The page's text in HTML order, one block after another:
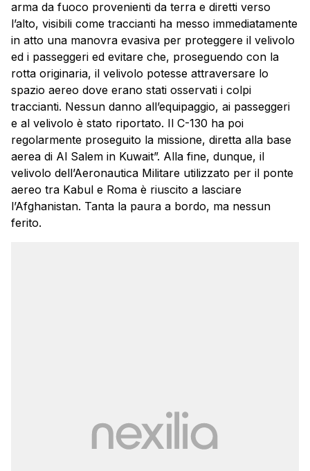
arma da fuoco provenienti da terra e diretti verso
l’alto, visibili come traccianti ha messo immediatamente
in atto una manovra evasiva per proteggere il velivolo
ed i passeggeri ed evitare che, proseguendo con la
rotta originaria, il velivolo potesse attraversare lo
spazio aereo dove erano stati osservati i colpi
traccianti. Nessun danno all’equipaggio, ai passeggeri
e al velivolo è stato riportato. Il C-130 ha poi
regolarmente proseguito la missione, diretta alla base
aerea di Al Salem in Kuwait”. Alla fine, dunque, il
velivolo dell’Aeronautica Militare utilizzato per il ponte
aereo tra Kabul e Roma è riuscito a lasciare
l’Afghanistan. Tanta la paura a bordo, ma nessun
ferito.